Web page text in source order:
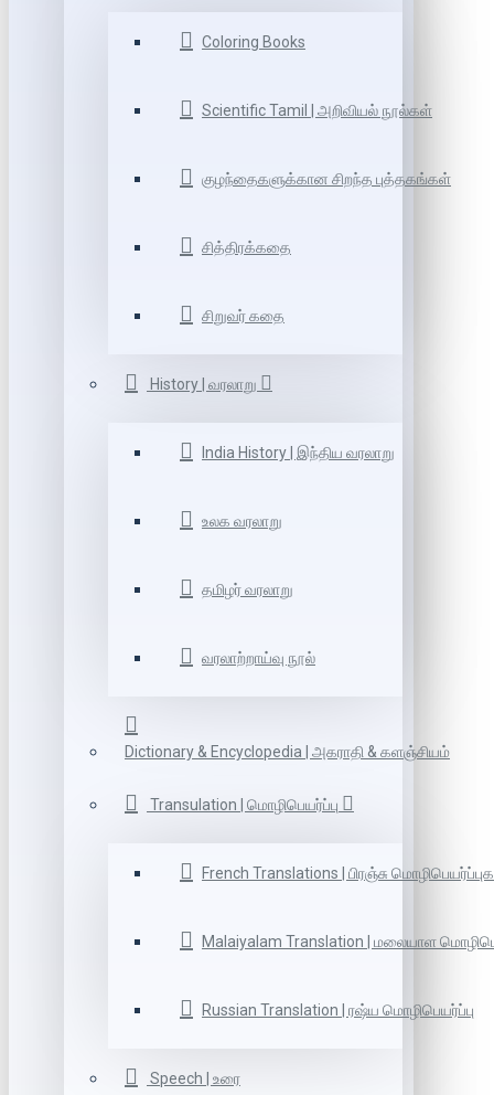
Coloring Books
Scientific Tamil | அறிவியல் நூல்கள்
குழந்தைகளுக்கான சிறந்த புத்தகங்கள்
சித்திரக்கதை
சிறுவர் கதை
History | வரலாறு
India History | இந்திய வரலாறு
உலக வரலாறு
தமிழர் வரலாறு
வரலாற்றாய்வு நூல்
Dictionary & Encyclopedia | அகராதி & களஞ்சியம்
Transulation | மொழிபெயர்ப்பு
French Translations | பிரஞ்சு
Malaiyalam Translation | மலையாள
Russian Translation | ரஷ்ய மொழிபெயர்ப்பு
Speech | உரை